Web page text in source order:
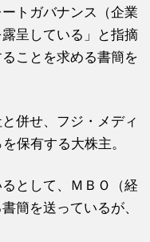
トガバナンス（企業
呈している」と指摘
ことを求める書簡を
併せ、フジ・メディ
保有する大株主。
として、ＭＢＯ（経
簡を送っているが、